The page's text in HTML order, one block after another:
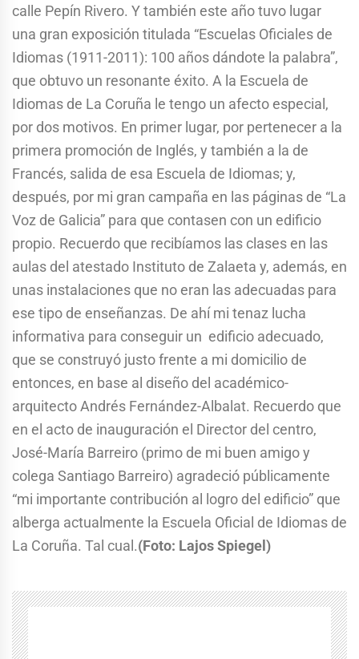
calle Pepín Rivero. Y también este año tuvo lugar
una gran exposición titulada “Escuelas Oficiales de
Idiomas (1911-2011): 100 años dándote la palabra”,
que obtuvo un resonante éxito. A la Escuela de
Idiomas de La Coruña le tengo un afecto especial,
por dos motivos. En primer lugar, por pertenecer a la
primera promoción de Inglés, y también a la de
Francés, salida de esa Escuela de Idiomas; y,
después, por mi gran campaña en las páginas de “La
Voz de Galicia” para que contasen con un edificio
propio. Recuerdo que recibíamos las clases en las
aulas del atestado Instituto de Zalaeta y, además, en
unas instalaciones que no eran las adecuadas para
ese tipo de enseñanzas. De ahí mi tenaz lucha
informativa para conseguir un edificio adecuado,
que se construyó justo frente a mi domicilio de
entonces, en base al diseño del académico-
arquitecto Andrés Fernández-Albalat. Recuerdo que
en el acto de inauguración el Director del centro,
José-María Barreiro (primo de mi buen amigo y
colega Santiago Barreiro) agradeció públicamente
“mi importante contribución al logro del edificio” que
alberga actualmente la Escuela Oficial de Idiomas de
La Coruña. Tal cual.(Foto: Lajos Spiegel)